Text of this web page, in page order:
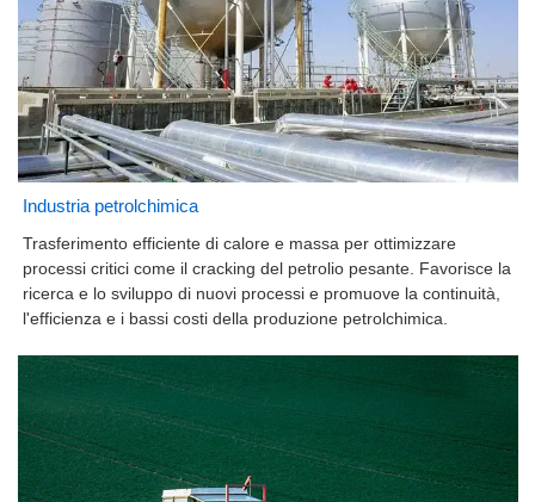
Industria petrolchimica
Trasferimento efficiente di calore e massa per ottimizzare
processi critici come il cracking del petrolio pesante. Favorisce la
ricerca e lo sviluppo di nuovi processi e promuove la continuità,
l'efficienza e i bassi costi della produzione petrolchimica.